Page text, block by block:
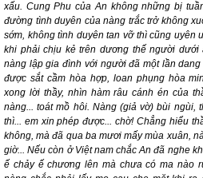
xấu. Cung Phu của An không những bị
đường tình duyên của nàng trắc trở không
sớm, không tình duyên tan vỡ thì cũng uyên
khi phải chịu kẻ trên dương thế người dưới
nàng lập gia đình với người đã một lần
được sắt cầm hòa hợp, loan phụng hòa
xong lời thầy, nhìn hàm râu cánh én của
nàng... toát mồ hôi. Nàng (giả vờ) bùi ngùi,
thì... em xin phép được... chờ! Chẳng hiểu
không, mà đã qua ba mươi mấy mùa xuân,
giờ... Nếu còn ở Việt nam chắc An đã nghe
ế chảy ế chương lên mà chưa có ma nào